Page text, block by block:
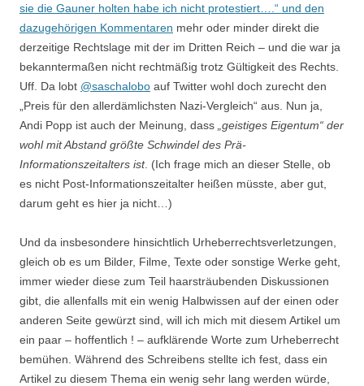
sie die Gauner holten habe ich nicht protestiert….“ und den
dazugehörigen Kommentaren mehr oder minder direkt die
derzeitige Rechtslage mit der im Dritten Reich – und die war ja
bekanntermaßen nicht rechtmäßig trotz Gültigkeit des Rechts.
Uff. Da lobt @saschalobo auf Twitter wohl doch zurecht den
„Preis für den allerdämlichsten Nazi-Vergleich“ aus. Nun ja,
Andi Popp ist auch der Meinung, dass „geistiges Eigentum“ der
wohl mit Abstand größte Schwindel des Prä-
Informationszeitalters ist. (Ich frage mich an dieser Stelle, ob
es nicht Post-Informationszeitalter heißen müsste, aber gut,
darum geht es hier ja nicht…)
Und da insbesondere hinsichtlich Urheberrechtsverletzungen,
gleich ob es um Bilder, Filme, Texte oder sonstige Werke geht,
immer wieder diese zum Teil haarsträubenden Diskussionen
gibt, die allenfalls mit ein wenig Halbwissen auf der einen oder
anderen Seite gewürzt sind, will ich mich mit diesem Artikel um
ein paar – hoffentlich ! – aufklärende Worte zum Urheberrecht
bemühen. Während des Schreibens stellte ich fest, dass ein
Artikel zu diesem Thema ein wenig sehr lang werden würde,